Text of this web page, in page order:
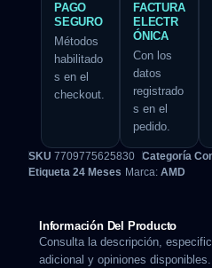
PAGO
SEGURO
Métodos
habilitado
s en el
checkout.
FACTURA
ELECTR
ÓNICA
Con los
datos
registrado
s en el
pedido.
SKU 7709775625830 Categoría
Etiqueta 24 Meses Marca: AMD
Información Del Producto
Consulta la descripción,
adicional y opiniones disponibles.